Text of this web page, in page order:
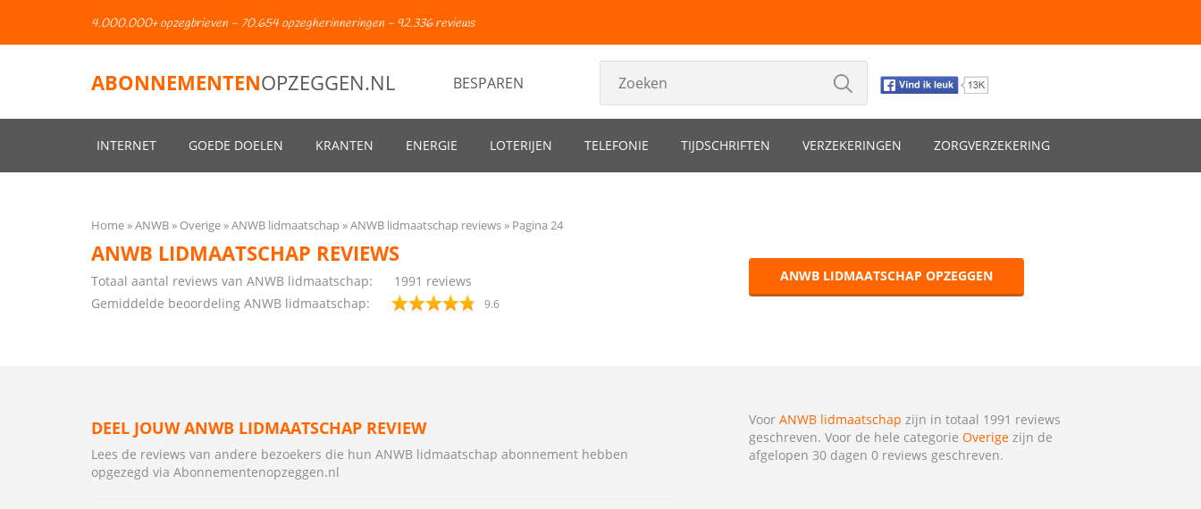
4.000.000+ opzegbrieven - 70.654 opzegherinneringen - 92.336 reviews
ABONNEMENTENOPZEGGEN.NL BESPAREN
INTERNET GOEDE DOELEN KRANTEN ENERGIE LOTERIJEN TELEFONIE TIJDSCHRIFTEN VERZEKERINGEN ZORGVERZEKERING
Home ANWB Overige ANWB lidmaatschap ANWB lidmaatschap reviews Pagina 24
ANWB LIDMAATSCHAP REVIEWS
Totaal aantal reviews van ANWB lidmaatschap: 1991 reviews
Gemiddelde beoordeling ANWB lidmaatschap:
9.6
ANWB LIDMAATSCHAP OPZEGGEN
DEEL JOUW ANWB LIDMAATSCHAP REVIEW
Lees de reviews van andere bezoekers die hun ANWB lidmaatschap abonnement hebben
opgezegd via Abonnementenopzeggen.nl
Voor ANWB lidmaatschap zijn in totaal 1991 reviews
geschreven. Voor de hele categorie Overigezijn de
afgelopen 30 dagen 0 reviews geschreven.